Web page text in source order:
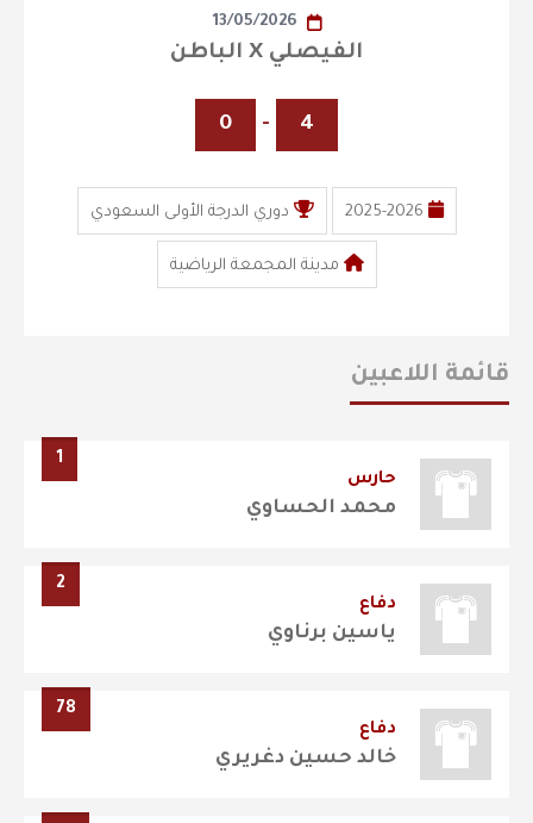
13/05/2026
الفيصلي X الباطن
4
-
0
2025-2026 دوري الدرجة الأولى السعودي
مدينة المجمعة الرياضية
قائمة اللاعبين
1
حارس
محمد الحساوي
2
دفاع
ياسين برناوي
78
دفاع
خالد حسين دغريري